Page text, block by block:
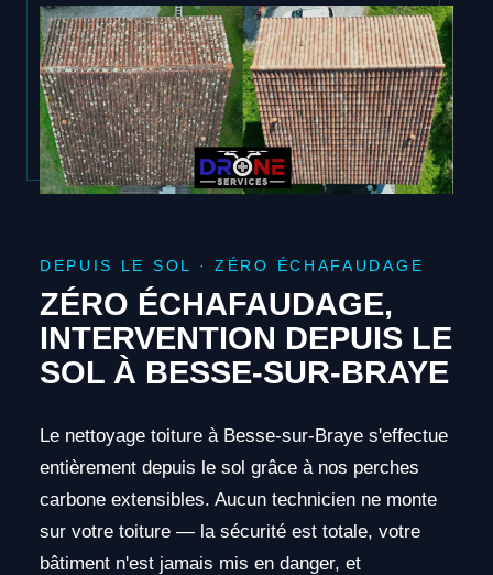
DEPUIS LE SOL · ZÉRO ÉCHAFAUDAGE
ZÉRO ÉCHAFAUDAGE,
INTERVENTION DEPUIS LE
SOL À BESSE-SUR-BRAYE
Le nettoyage toiture à Besse-sur-Braye s'effectue
entièrement depuis le sol grâce à nos perches
carbone extensibles. Aucun technicien ne monte
sur votre toiture — la sécurité est totale, votre
bâtiment n'est jamais mis en danger, et